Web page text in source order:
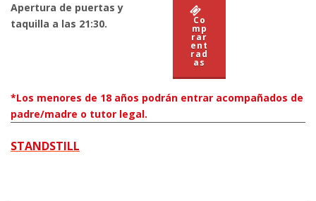
Apertura de puertas y
taquilla a las 21:30.
Co
mp
rar
ent
rad
as
*Los menores de 18 años podrán entrar acompañados de
padre/madre o tutor legal.
STANDSTILL